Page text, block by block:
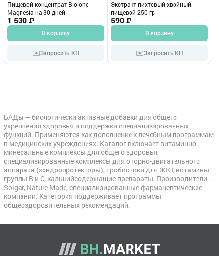
Пищевой концентрат Biolong
Magnesia на 30 дней
1 530 ₽
В корзину
✉️Запросить КП
Экстракт пихтовый хвойный
пищевой 250 гр
590 ₽
В корзину
✉️Запросить КП
БАДы — биологически активные добавки для общего
укрепления здоровья и поддержки специализированных
функций. Применяются как дополнение к лечебным программам
в медицинских учреждениях. Каталог включает витаминно-
минеральные комплексы для общего здоровья,
специализированные комплексы для опорно-двигательного
аппарата (хондропротекторы), пробиотики для ЖКТ, витамины
группы В и С, кальцийсодержащие препараты. Производители —
Solgar, Nature Made, специализированные фармацевтические
компании. Категория поддерживает программы
общеоздоровительных рекомендаций.